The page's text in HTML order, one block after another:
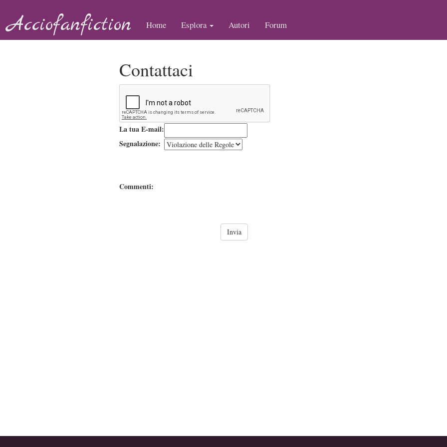
Acciofanfiction Home Esplora Autori Forum
Contattaci
La tua E-mail:
Segnalazione:
Commenti: